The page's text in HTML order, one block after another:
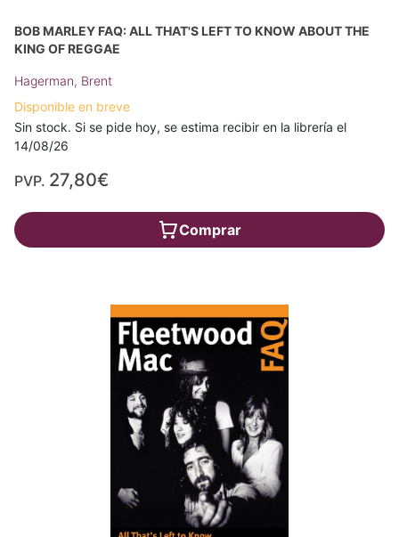
BOB MARLEY FAQ: ALL THAT'S LEFT TO KNOW ABOUT THE
KING OF REGGAE
Hagerman, Brent
Disponible en breve
Sin stock. Si se pide hoy, se estima recibir en la librería el
14/08/26
PVP. 27,80€
Comprar